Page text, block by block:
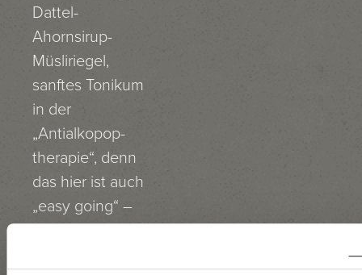
Dattel-
Ahornsirup-
Müsliriegel,
sanftes Tonikum
in der
„Antialkopop-
therapie“, denn
das hier ist auch
„easy going“ –
aber aus einem